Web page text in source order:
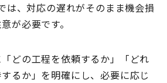
は、対応の遅れがそのまま機会損
が必要です。
どの工程を依頼するか」「どれ
るか」を明確にし、必要に応じ